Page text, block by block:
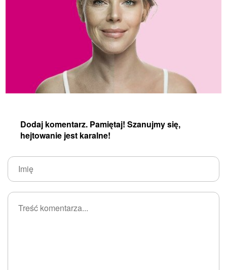
Dodaj komentarz. Pamiętaj! Szanujmy się,
hejtowanie jest karalne!